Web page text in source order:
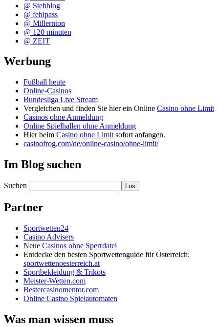
@ Stehblog
@ fehlpass
@ Millernton
@ 120 minuten
@ ZEIT
Werbung
Fußball heute
Online-Casinos
Bundesliga Live Stream
Vergleichen und finden Sie hier ein Online Casino ohne Limit
Casinos ohne Anmeldung
Online Spielhallen ohne Anmeldung
Hier beim Casino ohne Limit sofort anfangen.
casinofrog.com/de/online-casino/ohne-limit/
Im Blog suchen
Suchen
Partner
Sportwetten24
Casino Advisers
Neue Casinos ohne Sperrdatei
Entdecke den besten Sportwettenguide für Österreich:
sportwettenoesterreich.at
Sportbekleidung & Trikots
Meister-Wetten.com
Bestercasinomentor.com
Online Casino Spielautomaten
Was man wissen muss